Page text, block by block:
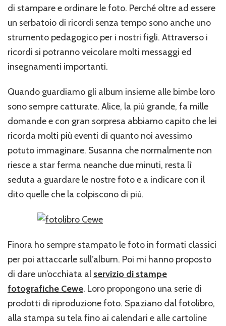
di stampare e ordinare le foto. Perché oltre ad essere
un serbatoio di ricordi senza tempo sono anche uno
strumento pedagogico per i nostri figli. Attraverso i
ricordi si potranno veicolare molti messaggi ed
insegnamenti importanti.
Quando guardiamo gli album insieme alle bimbe loro
sono sempre catturate. Alice, la più grande, fa mille
domande e con gran sorpresa abbiamo capito che lei
ricorda molti più eventi di quanto noi avessimo
potuto immaginare. Susanna che normalmente non
riesce a star ferma neanche due minuti, resta lì
seduta a guardare le nostre foto e a indicare con il
dito quelle che la colpiscono di più.
Finora ho sempre stampato le foto in formati classici
per poi attaccarle sull’album. Poi mi hanno proposto
di dare un’occhiata al servizio di stampe
fotografiche Cewe. Loro propongono una serie di
prodotti di riproduzione foto. Spaziano dal fotolibro,
alla stampa su tela fino ai calendari e alle cartoline